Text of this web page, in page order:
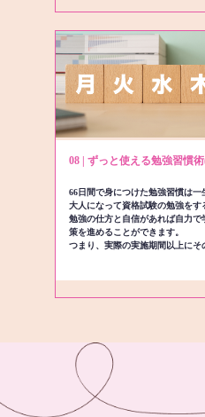
08 | ずっと使える勉強習慣
66日間で身につけた勉強習慣は一
大人になって資格試験の勉強を
勉強の仕方と自信があれば自力
策を進めることができます。
つまり、実際の実施期間以上にそ